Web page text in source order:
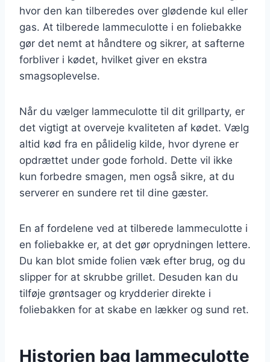
hvor den kan tilberedes over glødende kul eller
gas. At tilberede lammeculotte i en foliebakke
gør det nemt at håndtere og sikrer, at safterne
forbliver i kødet, hvilket giver en ekstra
smagsoplevelse.
Når du vælger lammeculotte til dit grillparty, er
det vigtigt at overveje kvaliteten af kødet. Vælg
altid kød fra en pålidelig kilde, hvor dyrene er
opdrættet under gode forhold. Dette vil ikke
kun forbedre smagen, men også sikre, at du
serverer en sundere ret til dine gæster.
En af fordelene ved at tilberede lammeculotte i
en foliebakke er, at det gør oprydningen lettere.
Du kan blot smide folien væk efter brug, og du
slipper for at skrubbe grillet. Desuden kan du
tilføje grøntsager og krydderier direkte i
foliebakken for at skabe en lækker og sund ret.
Historien bag lammeculotte